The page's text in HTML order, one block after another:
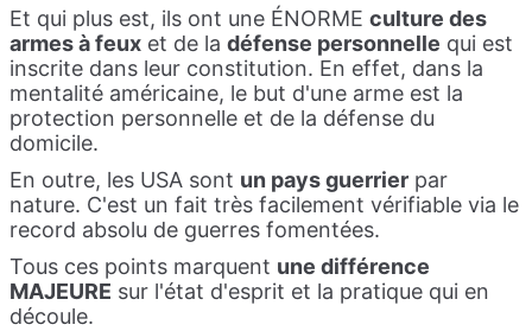
Et qui plus est, ils ont une ÉNORME culture des
armes à feux et de la défense personnelle qui est
inscrite dans leur constitution. En effet, dans la
mentalité américaine, le but d'une arme est la
protection personnelle et de la défense du
domicile.
En outre, les USA sont un pays guerrier par
nature. C'est un fait très facilement vérifiable via le
record absolu de guerres fomentées.
Tous ces points marquent une différence
MAJEURE sur l'état d'esprit et la pratique qui en
découle.